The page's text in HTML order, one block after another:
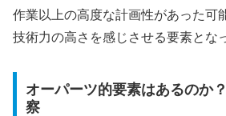
作業以上の高度な計画性があった可
技術力の高さを感じさせる要素とな
オーパーツ的要素はあるのか
察